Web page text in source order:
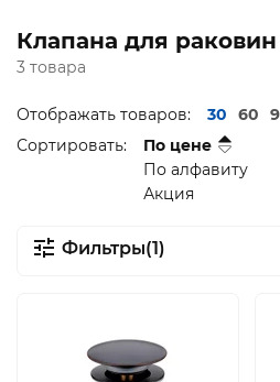
Клапана для раковин
3 товара
Отображать товаров: 30 60
Сортировать:
По цене
По алфавиту
Акция
Фильтры(1)